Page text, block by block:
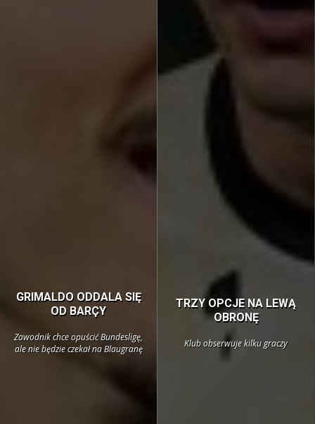
GRIMALDO ODDALA SIĘ
OD BARÇY
Zawodnik chce opuścić Bundesligę,
ale nie będzie czekał na Blaugranę
TRZY OPCJE NA LEWĄ
OBRONĘ
Klub obserwuje kilku graczy